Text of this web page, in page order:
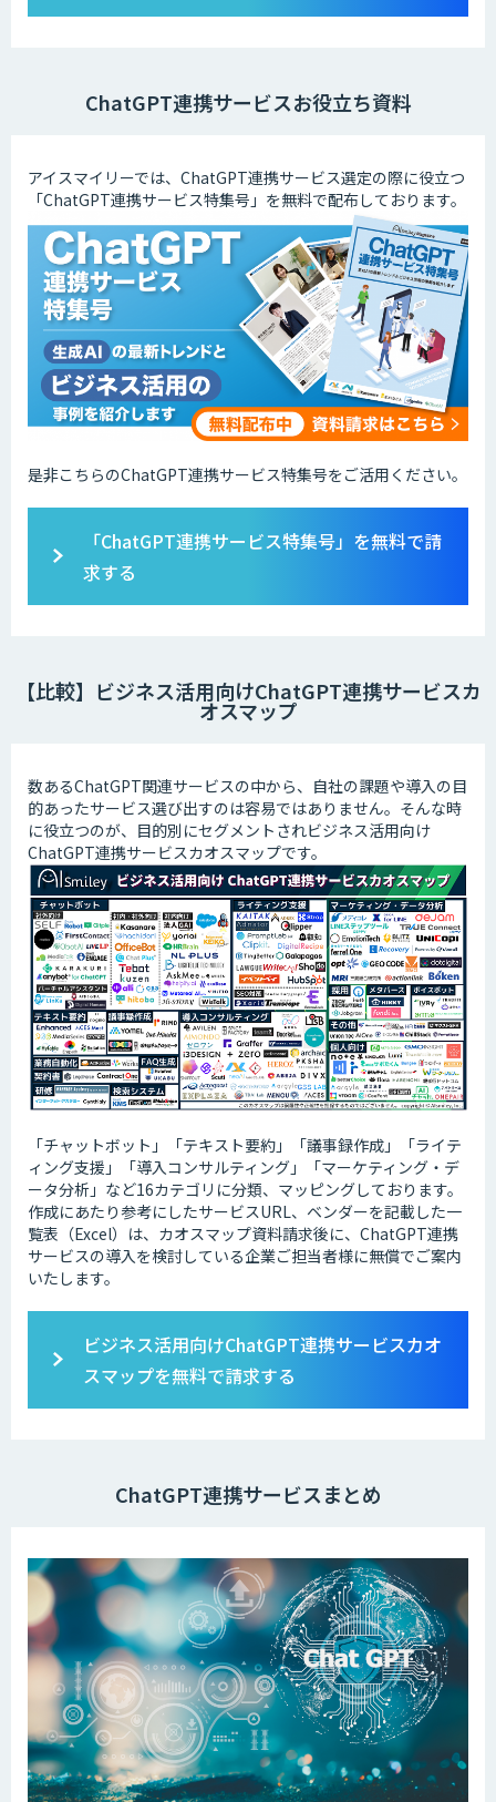
ChatGPT連携サービスお役立ち資料
アイスマイリーでは、ChatGPT連携サービス選定の際に役立つ
「ChatGPT連携サービス特集号」を無料で配布しております。
是非こちらのChatGPT連携サービス特集号をご活用ください。
「ChatGPT連携サービス特集号」を無料で請
求する
【比較】ビジネス活用向けChatGPT連携サービスカ
オスマップ
数あるChatGPT関連サービスの中から、自社の課題や導入の目
的あったサービス選び出すのは容易ではありません。そんな時
に役立つのが、目的別にセグメントされビジネス活用向け
ChatGPT連携サービスカオスマップです。
「チャットボット」「テキスト要約」「議事録作成」「ライテ
ィング支援」「導入コンサルティング」「マーケティング・デ
ータ分析」など16カテゴリに分類、マッピングしております。
作成にあたり参考にしたサービスURL、ベンダーを記載した一
覧表（Excel）は、カオスマップ資料請求後に、ChatGPT連携
サービスの導入を検討している企業ご担当者様に無償でご案内
いたします。
ビジネス活用向けChatGPT連携サービスカオ
スマップを無料で請求する
ChatGPT連携サービスまとめ